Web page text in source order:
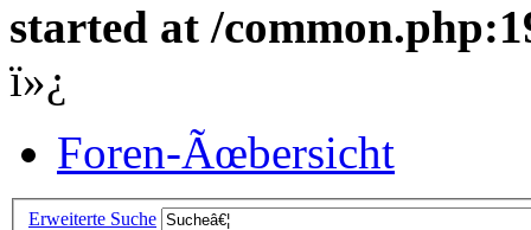
started at /
ï»¿
Foren-Ãœbersicht
Erweiterte Suche